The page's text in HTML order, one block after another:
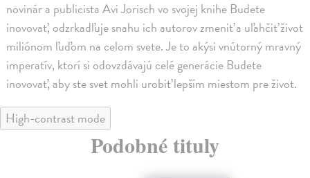
novinár a publicista Avi Jorisch vo svojej knihe Budete
inovovať, odzrkadľuje snahu ich autorov zmeniť a uľahčiť život
miliónom ľuďom na celom svete. Je to akýsi vnútorný mravný
imperatív, ktorí si odovzdávajú celé generácie Budete
inovovať, aby ste svet mohli urobiť lepším miestom pre život.
High-contrast mode
Podobné tituly